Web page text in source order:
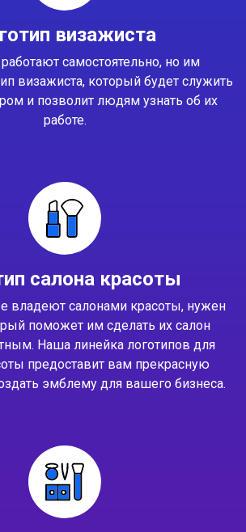
визажиста
самостоятельно, но им
визажиста, который будет служить
и позволит людям узнать об их
работе.
салона красоты
владеют салонами красоты, нужен
поможет им сделать их салон
Наша линейка логотипов для
предоставит вам прекрасную
эмблему для вашего бизнеса.